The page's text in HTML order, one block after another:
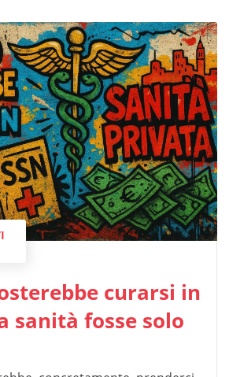
curarsi in
sanità fosse solo